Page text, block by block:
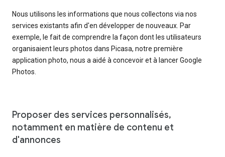
Nous utilisons les informations que nous collectons via nos
services existants afin d'en développer de nouveaux. Par
exemple, le fait de comprendre la façon dont les utilisateurs
organisaient leurs photos dans Picasa, notre première
application photo, nous a aidé à concevoir et à lancer Google
Photos.
Proposer des services personnalisés,
notamment en matière de contenu et
d'annonces